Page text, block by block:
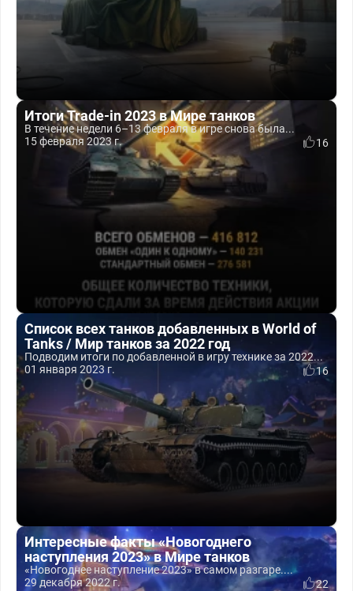
Итоги Trade-in 2023 в Мире танков
В течение недели 6–13 февраля в игре снова была...
15 февраля 2023 г.
16
Список всех танков добавленных в World of
Tanks / Мир танков за 2022 год
Подводим итоги по добавленной в игру технике за 2022...
01 января 2023 г.
16
Интересные факты «Новогоднего
наступления 2023» в Мире танков
«Новогоднее наступление 2023» в самом разгаре....
29 декабря 2022 г.
22